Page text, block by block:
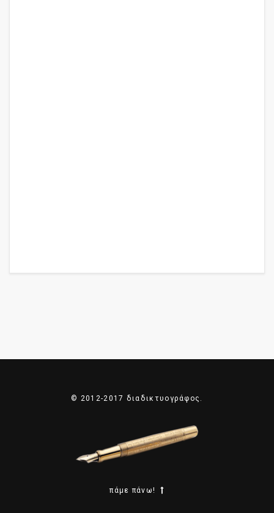
© 2012-2017 διαδικτυογράφος.
πάμε πάνω!